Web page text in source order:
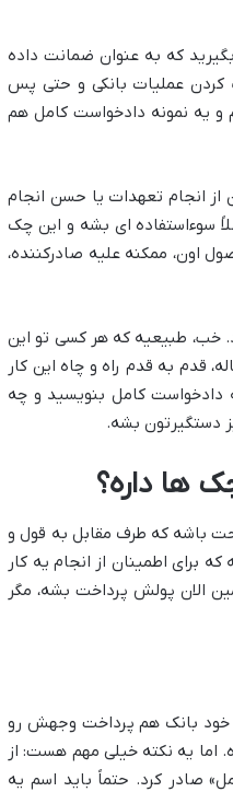
که به عنوان ضمانت داده
کردن عملیات بانکی و حتی پس
و یه نمونه دادخواست کامل هم
انجام تعهدات یا حسن انجام
سوءاستفاده ای بشه و این چک
اون، ممکنه علیه صادرکننده،
طبیعیه که هر کسی تو این
قدم به قدم راه و چاه این کار
دادخواست کامل بنویسید و چه
دستگیرتون بشه.
ها داره؟
باشه که طرف مقابل به قول و
برای اطمینان از انجام یه کار
الان پولش پرداخت بشه، مگر
بانک هم پرداخت وجهش رو
اما یه نکته خیلی مهم هست: از
صادر کرد. حتماً باید اسم یه